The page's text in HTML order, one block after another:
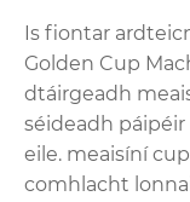
Is fiontar
Golden Cup
dtáirgeadh
séideadh
eile. meaisíní
comhlacht